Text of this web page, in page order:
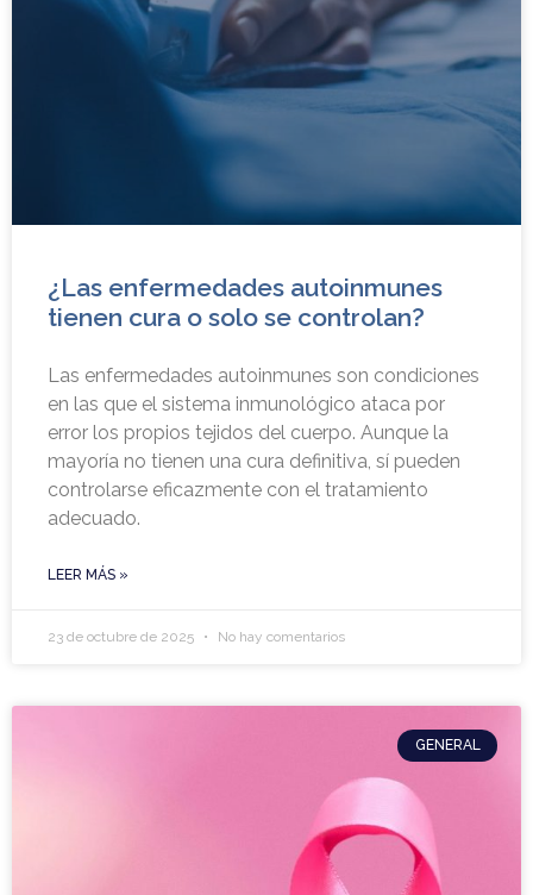
¿Las enfermedades autoinmunes
tienen cura o solo se controlan?
Las enfermedades autoinmunes son condiciones
en las que el sistema inmunológico ataca por
error los propios tejidos del cuerpo. Aunque la
mayoría no tienen una cura definitiva, sí pueden
controlarse eficazmente con el tratamiento
adecuado.
LEER MÁS »
23 de octubre de 2025 No hay comentarios
GENERAL